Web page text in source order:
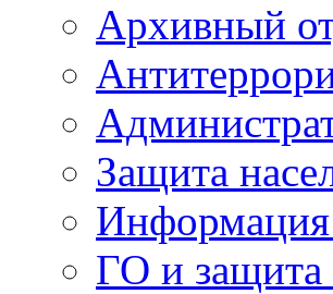
Архивный
Защита
Информация
ГО и защита